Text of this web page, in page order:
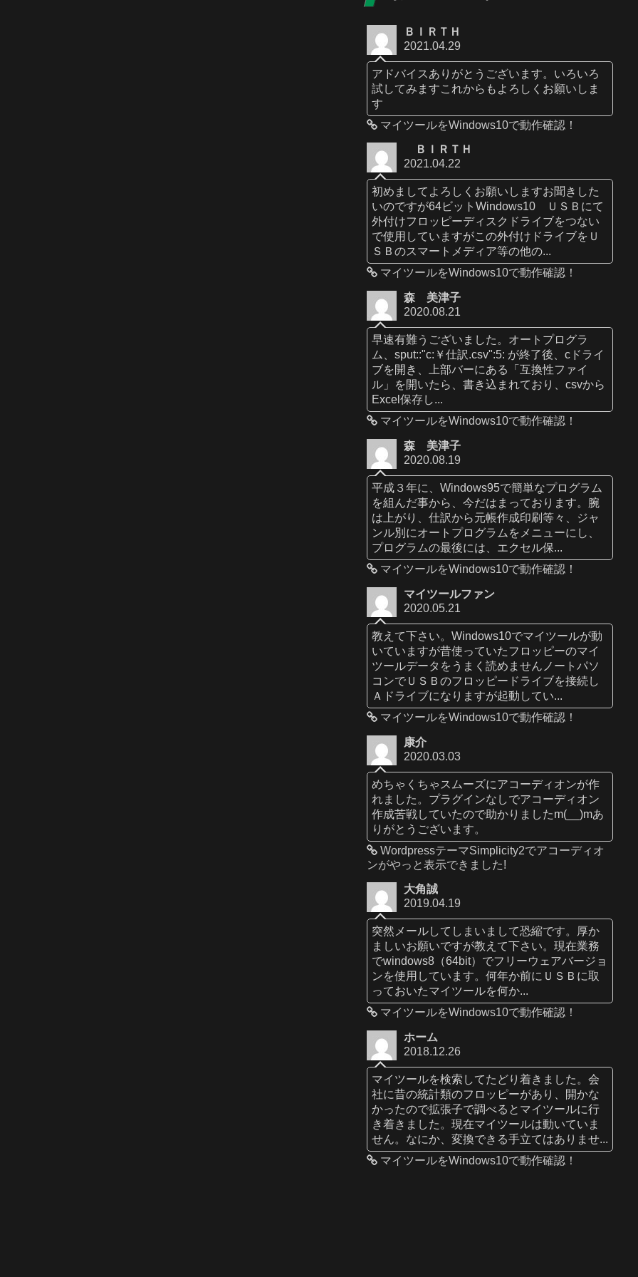
ＢＩＲＴＨ
2021.04.29
アドバイスありがとうございます。いろいろ
試してみますこれからもよろしくお願いしま
す
マイツールをWindows10で動作確認！
ＢＩＲＴＨ
2021.04.22
初めましてよろしくお願いしますお聞きした
いのですが64ビットWindows10 ＵＳＢにて
外付けフロッピーディスクドライブをつない
で使用していますがこの外付けドライブをＵ
ＳＢのスマートメディア等の他の...
マイツールをWindows10で動作確認！
森 美津子
2020.08.21
早速有難うございました。オートプログラ
ム、sput::"c:￥仕訳.csv":5: が終了後、cドライ
ブを開き、上部バーにある「互換性ファイ
ル」を開いたら、書き込まれており、csvから
Excel保存し...
マイツールをWindows10で動作確認！
森 美津子
2020.08.19
平成３年に、Windows95で簡単なプログラム
を組んだ事から、今だはまっております。腕
は上がり、仕訳から元帳作成印刷等々、ジャ
ンル別にオートプログラムをメニューにし、
プログラムの最後には、エクセル保...
マイツールをWindows10で動作確認！
マイツールファン
2020.05.21
教えて下さい。Windows10でマイツールが動
いていますが昔使っていたフロッピーのマイ
ツールデータをうまく読めませんノートパソ
コンでＵＳＢのフロッピードライブを接続し
Ａドライブになりますが起動してい...
マイツールをWindows10で動作確認！
康介
2020.03.03
めちゃくちゃスムーズにアコーディオンが作
れました。プラグインなしでアコーディオン
作成苦戦していたので助かりましたm(__)mあ
りがとうございます。
WordpressテーマSimplicity2でアコーディオ
ンがやっと表示できました!
大角誠
2019.04.19
突然メールしてしまいまして恐縮です。厚か
ましいお願いですが教えて下さい。現在業務
でwindows8（64bit）でフリーウェアバージョ
ンを使用しています。何年か前にＵＳＢに取
っておいたマイツールを何か...
マイツールをWindows10で動作確認！
ホーム
2018.12.26
マイツールを検索してたどり着きました。会
社に昔の統計類のフロッピーがあり、開かな
かったので拡張子で調べるとマイツールに行
き着きました。現在マイツールは動いていま
せん。なにか、変換できる手立てはありませ...
マイツールをWindows10で動作確認！